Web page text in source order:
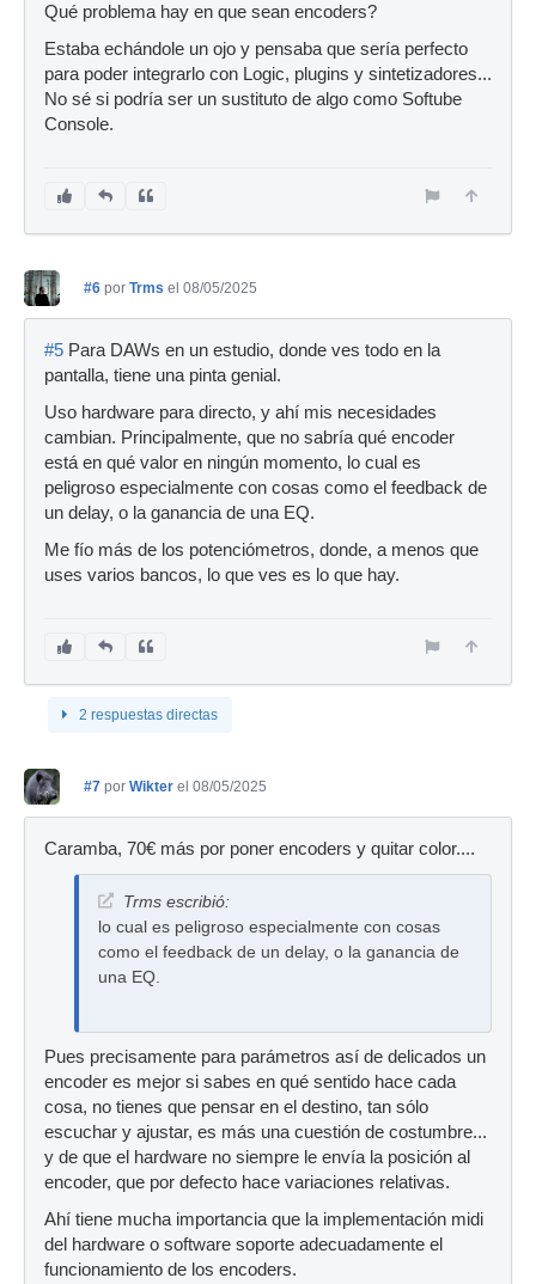
Qué problema hay en que sean encoders?
Estaba echándole un ojo y pensaba que sería perfecto
para poder integrarlo con Logic, plugins y sintetizadores...
No sé si podría ser un sustituto de algo como Softube
Console.
#6 por Trms el 08/05/2025
#5 Para DAWs en un estudio, donde ves todo en la
pantalla, tiene una pinta genial.
Uso hardware para directo, y ahí mis necesidades
cambian. Principalmente, que no sabría qué encoder
está en qué valor en ningún momento, lo cual es
peligroso especialmente con cosas como el feedback de
un delay, o la ganancia de una EQ.
Me fío más de los potenciómetros, donde, a menos que
uses varios bancos, lo que ves es lo que hay.
2 respuestas directas
#7 por Wikter el 08/05/2025
Caramba, 70€ más por poner encoders y quitar color....
Trms escribió:
lo cual es peligroso especialmente con cosas
como el feedback de un delay, o la ganancia de
una EQ.
Pues precisamente para parámetros así de delicados un
encoder es mejor si sabes en qué sentido hace cada
cosa, no tienes que pensar en el destino, tan sólo
escuchar y ajustar, es más una cuestión de costumbre...
y de que el hardware no siempre le envía la posición al
encoder, que por defecto hace variaciones relativas.
Ahí tiene mucha importancia que la implementación midi
del hardware o software soporte adecuadamente el
funcionamiento de los encoders.